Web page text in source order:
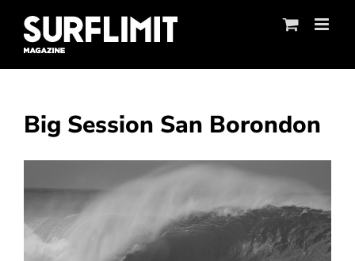
content
Big Session San Borondon
más
grande